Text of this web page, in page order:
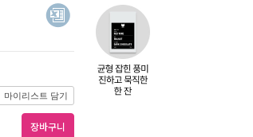
마이리스트 담기
장바구니